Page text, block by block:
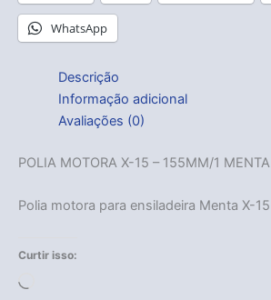
WhatsApp
Descrição
Informação adicional
Avaliações (0)
POLIA MOTORA X-15 – 155MM/1 MENTA
Polia motora para ensiladeira Menta X-15
Curtir isso: